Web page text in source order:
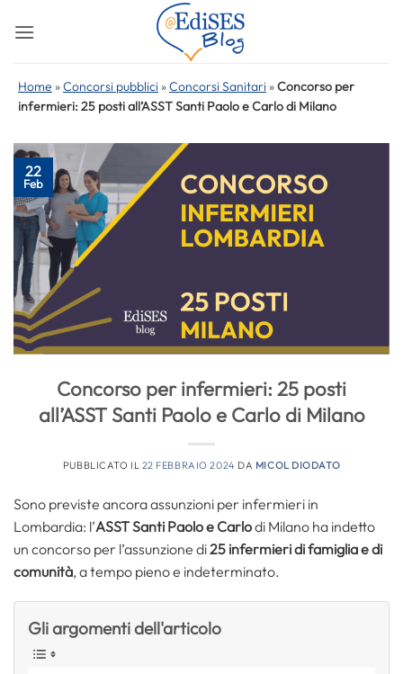
Home »Concorsi pubblici »Concorsi Sanitari »Concorso per
infermieri: 25 posti all’ASST Santi Paolo e Carlo di Milano
22
Feb
Concorso per infermieri: 25 posti
all’ASST Santi Paolo e Carlo di Milano
PUBBLICATO IL 22 FEBBRAIO 2024 DA MICOL DIODATO
Sono previste ancora assunzioni per infermieri in
Lombardia: l’ASST Santi Paolo e Carlodi Milano ha indetto
un concorso per l’assunzione di25 infermieri di famiglia e di
comunità, a tempo pieno e indeterminato.
Gli argomenti dell'articolo